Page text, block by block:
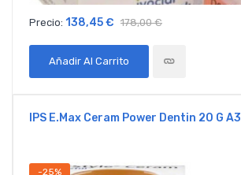
Precio: 138,45 € 178,00 €
Añadir Al Carrito
IPS E.max Ceram Power Dentin 20 G A3
-25%